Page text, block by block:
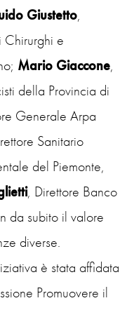
Giustetto,
e
Mario Giaccone,
della Provincia di
Generale Arpa
Sanitario
del Piemonte,
, Direttore Banco
da subito il valore
diverse.
è stata affidata
Promuovere il